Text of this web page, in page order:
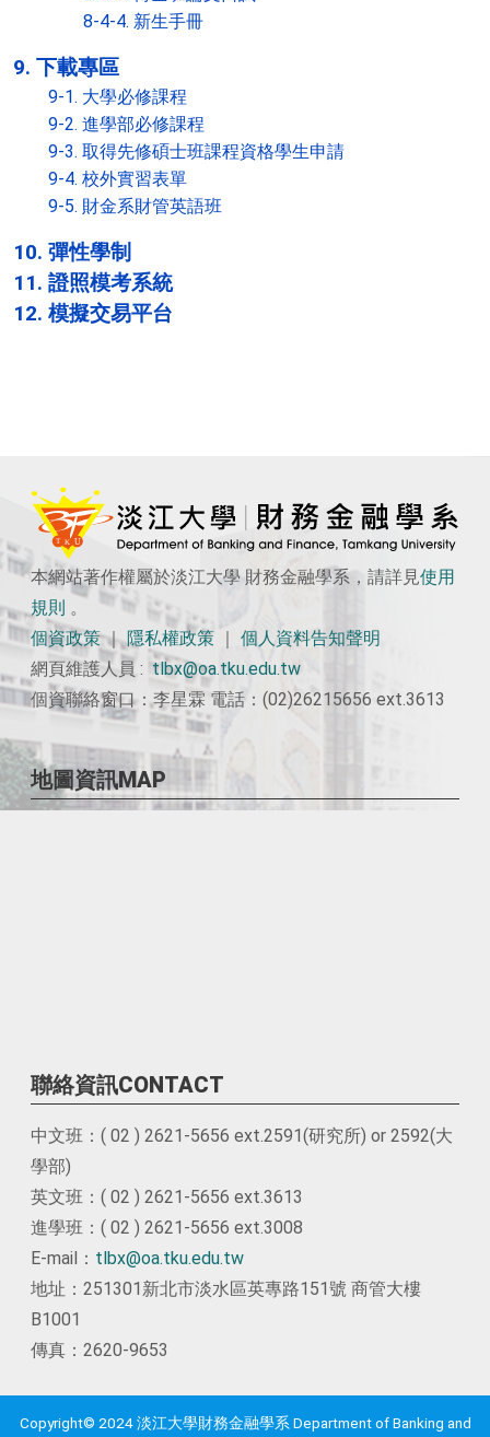
8-4-4. 新生手冊
9. 下載專區
9-1. 大學必修課程
9-2. 進學部必修課程
9-3. 取得先修碩士班課程資格學生申請
9-4. 校外實習表單
9-5. 財金系財管英語班
10. 彈性學制
11. 證照模考系統
12. 模擬交易平台
本網站著作權屬於淡江大學 財務金融學系，請詳見使用
規則 。
個資政策｜隱私權政策
個人資料告知聲明
網頁維護人員 :tlbx@oa.tku.edu.tw
個資聯絡窗口：李星霖 電話：(02)26215656 ext.3613
地圖資訊MAP
聯絡資訊CONTACT
中文班：( 02 ) 2621-5656 ext.2591(研究所) or 2592(大
學部)
英文班：( 02 ) 2621-5656 ext.3613
進學班：( 02 ) 2621-5656 ext.3008
E-mail： tlbx@oa.tku.edu.tw
地址：251301新北市淡水區英專路151號 商管大樓
B1001
傳真：2620-9653
Copyright© 2024 淡江大學財務金融學系 Department of Banking and